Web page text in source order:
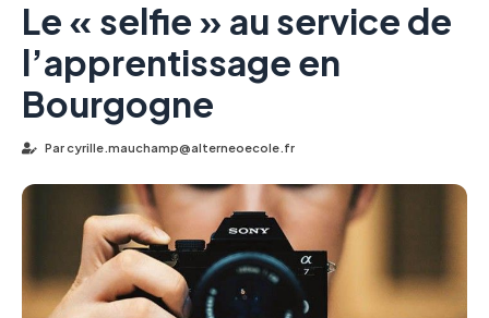
Le « selfie » au service de
l’apprentissage en
Bourgogne
Parcyrille.mauchamp@alterneoecole.fr